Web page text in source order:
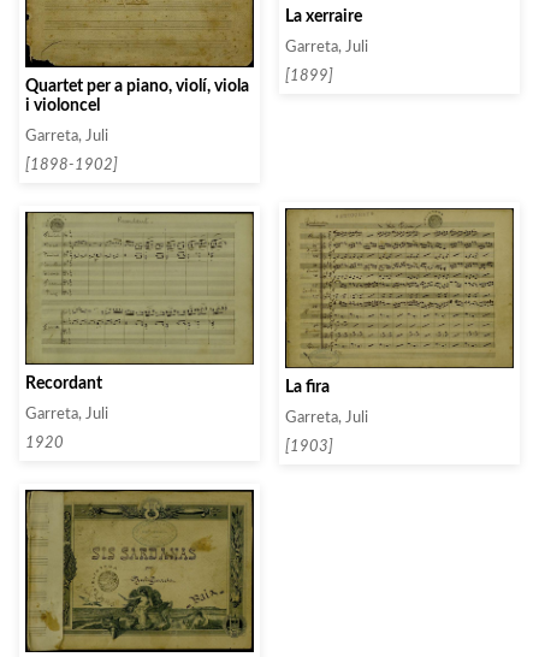
Quartet per a piano, violí, viola
i violoncel
Garreta, Juli
[1898-1902]
La xerraire
Garreta, Juli
[1899]
Recordant
Garreta, Juli
1920
La fira
Garreta, Juli
[1903]